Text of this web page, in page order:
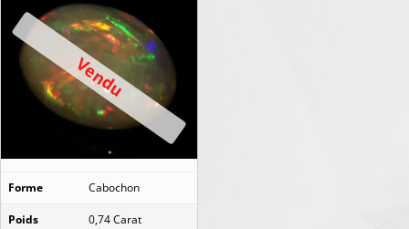
Vendu
Forme Cabochon
Poids 0,74 Carat